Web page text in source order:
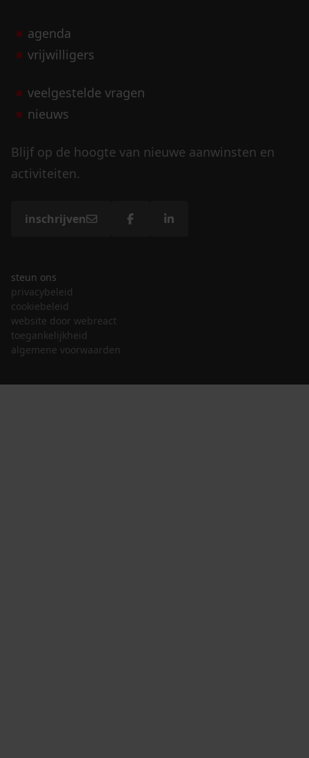
agenda
vrijwilligers
veelgestelde vragen
nieuws
Blijf op de hoogte van nieuwe aanwinsten en
activiteiten.
inschrijven
steun ons
privacybeleid
cookiebeleid
website door webreact
toegankelijkheid
algemene voorwaarden